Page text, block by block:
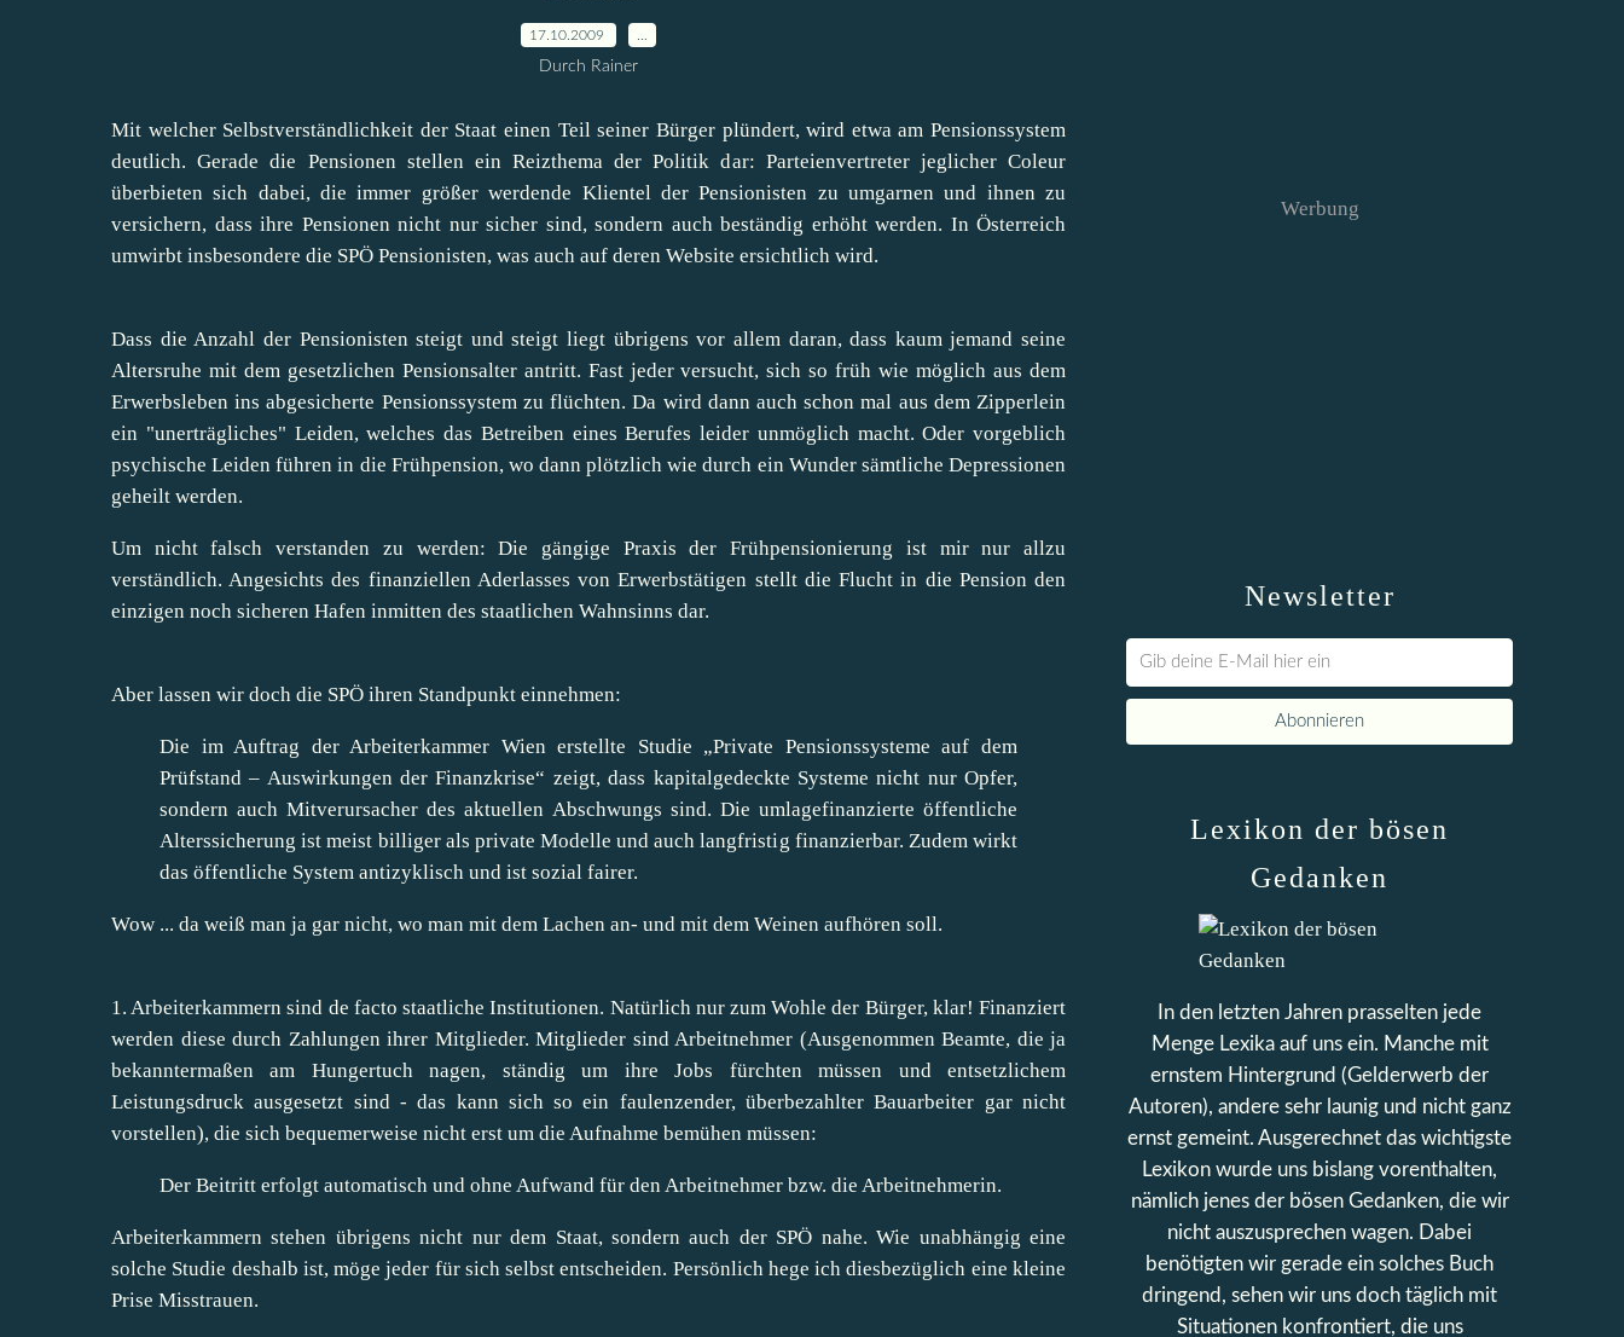
17.10.2009
Durch Rainer
Mit welcher Selbstverständlichkeit der Staat einen Teil seiner Bürger plündert, wird etwa am Pensionssystem
deutlich. Gerade die Pensionen stellen ein Reizthema der Politik dar: Parteienvertreter jeglicher Coleur
überbieten sich dabei, die immer größer werdende Klientel der Pensionisten zu umgarnen und ihnen zu
versichern, dass ihre Pensionen nicht nur sicher sind, sondern auch beständig erhöht werden. In Österreich
umwirbt insbesondere die SPÖ Pensionisten, was auch auf deren Website ersichtlich wird.
Dass die Anzahl der Pensionisten steigt und steigt liegt übrigens vor allem daran, dass kaum jemand seine
Altersruhe mit dem gesetzlichen Pensionsalter antritt. Fast jeder versucht, sich so früh wie möglich aus dem
Erwerbsleben ins abgesicherte Pensionssystem zu flüchten. Da wird dann auch schon mal aus dem Zipperlein
ein "unerträgliches" Leiden, welches das Betreiben eines Berufes leider unmöglich macht. Oder vorgeblich
psychische Leiden führen in die Frühpension, wo dann plötzlich wie durch ein Wunder sämtliche Depressionen
geheilt werden.
Um nicht falsch verstanden zu werden: Die gängige Praxis der Frühpensionierung ist mir nur allzu
verständlich. Angesichts des finanziellen Aderlasses von Erwerbstätigen stellt die Flucht in die Pension den
einzigen noch sicheren Hafen inmitten des staatlichen Wahnsinns dar.
Aber lassen wir doch die SPÖ ihren Standpunkt einnehmen:
Die im Auftrag der Arbeiterkammer Wien erstellte Studie „Private Pensionssysteme auf dem
Prüfstand – Auswirkungen der Finanzkrise“ zeigt, dass kapitalgedeckte Systeme nicht nur Opfer,
sondern auch Mitverursacher des aktuellen Abschwungs sind. Die umlagefinanzierte öffentliche
Alterssicherung ist meist billiger als private Modelle und auch langfristig finanzierbar. Zudem wirkt
das öffentliche System antizyklisch und ist sozial fairer.
Wow ... da weiß man ja gar nicht, wo man mit dem Lachen an- und mit dem Weinen aufhören soll.
1. Arbeiterkammern sind de facto staatliche Institutionen. Natürlich nur zum Wohle der Bürger, klar! Finanziert
werden diese durch Zahlungen ihrer Mitglieder. Mitglieder sind Arbeitnehmer (Ausgenommen Beamte, die ja
bekanntermaßen am Hungertuch nagen, ständig um ihre Jobs fürchten müssen und entsetzlichem
Leistungsdruck ausgesetzt sind - das kann sich so ein faulenzender, überbezahlter Bauarbeiter gar nicht
vorstellen), die sich bequemerweise nicht erst um die Aufnahme bemühen müssen:
Der Beitritt erfolgt automatisch und ohne Aufwand für den Arbeitnehmer bzw. die Arbeitnehmerin.
Arbeiterkammern stehen übrigens nicht nur dem Staat, sondern auch der SPÖ nahe. Wie unabhängig eine
solche Studie deshalb ist, möge jeder für sich selbst entscheiden. Persönlich hege ich diesbezüglich eine kleine
Prise Misstrauen.
Newsletter
Werbung
Lexikon der bösen
Gedanken
In den letzten Jahren prasselten jede
Menge Lexika auf uns ein. Manche mit
ernstem Hintergrund (Gelderwerb der
Autoren), andere sehr launig und nicht ganz
ernst gemeint. Ausgerechnet das wichtigste
Lexikon wurde uns bislang vorenthalten,
nämlich jenes der bösen Gedanken, die wir
nicht auszusprechen wagen. Dabei
benötigten wir gerade ein solches Buch
dringend, sehen wir uns doch täglich mit
Situationen konfrontiert, die uns